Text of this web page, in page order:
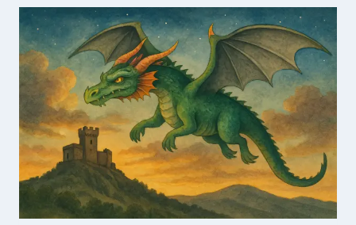
DEL
CASTILLO
DE
CERVERA
DEL
MAESTRE